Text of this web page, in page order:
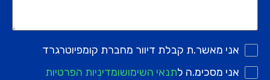
אני מאשר.ת קבלת דיוור מחברת קומפיוטרגרד
אני מסכימ.ה לתנאי השימושומדיניות הפרטיות